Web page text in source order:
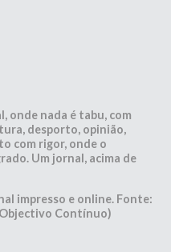
onde nada é tabu, com
desporto, opinião,
com rigor, onde o
Um jornal, acima de
impresso e online. Fonte:
Contínuo)